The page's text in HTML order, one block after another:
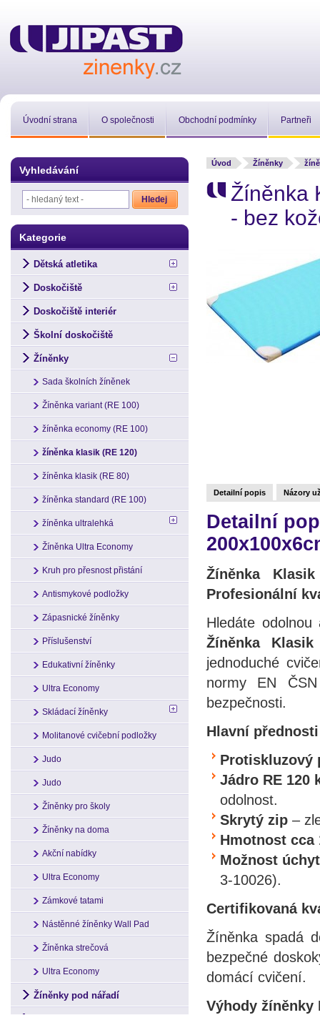
Úvodní strana O společnosti Obchodní podmínky Partneři
Úvod Žíněnky
Žíněnka
- bez
Detailní popis Názory
Detailní
Žíněnka
Profesionální
Hledáte
Žíněnka
jednoduché
normy EN
bezpečnosti.
Hlavní
Protiskluzový
Jádro RE 120
odolnost.
Skrytý zip –
Hmotnost cca
Možnost
3-10026).
Certifikovaná
Žíněnka spadá
bezpečné
domácí cvičení.
Výhody žíněnky
Vyhledávání
Kategorie
Dětská atletika
Doskočiště
Doskočiště interiér
Školní doskočiště
Žíněnky
Sada školních žíněnek
Žíněnka variant (RE 100)
žíněnka economy (RE 100)
žíněnka klasik (RE 120)
žíněnka klasik (RE 80)
žíněnka standard (RE 100)
žíněnka ultralehká
Žíněnka Ultra Economy
Kruh pro přesnost přistání
Antismykové podložky
Zápasnické žíněnky
Příslušenství
Edukativní žíněnky
Ultra Economy
Skládací žíněnky
Molitanové cvičební podložky
Judo
Judo
Žíněnky pro školy
Žíněnky na doma
Akční nabídky
Ultra Economy
Zámkové tatami
Nástěnné žíněnky Wall Pad
Žíněnka strečová
Ultra Economy
Žíněnky pod nářadí